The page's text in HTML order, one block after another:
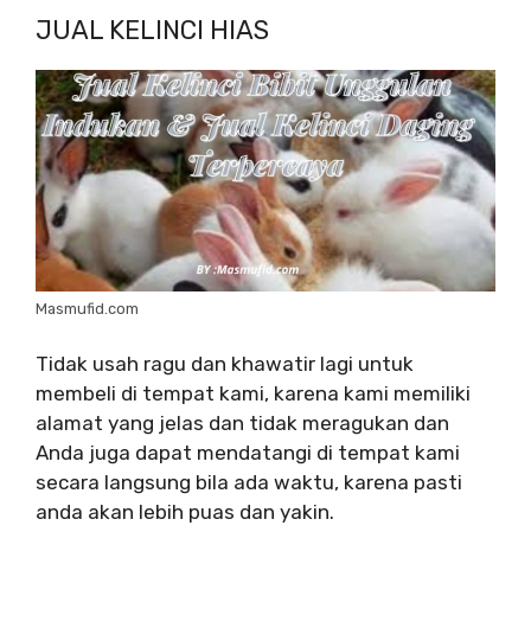
JUAL KELINCI HIAS
Masmufid.com
Tidak usah ragu dan khawatir lagi untuk
membeli di tempat kami, karena kami memiliki
alamat yang jelas dan tidak meragukan dan
Anda juga dapat mendatangi di tempat kami
secara langsung bila ada waktu, karena pasti
anda akan lebih puas dan yakin.